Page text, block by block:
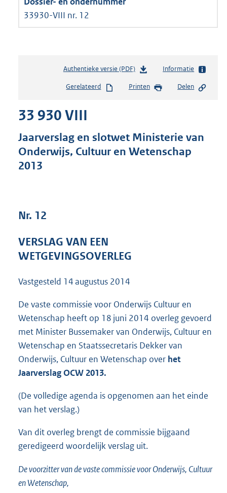
33930-VIII nr. 12
Authentieke versie (PDF)b
s
d
g
Informatie
Gerelateerd Printen Delen
33 930 VIII
Jaarverslag en slotwet Ministerie van
Onderwijs, Cultuur en Wetenschap
2013
Nr. 12
VERSLAG VAN EEN
WETGEVINGSOVERLEG
Vastgesteld 14 augustus 2014
De vaste commissie voor Onderwijs Cultuur en
Wetenschap heeft op 18 juni 2014 overleg gevoerd
met Minister Bussemaker van Onderwijs, Cultuur en
Wetenschap en Staatssecretaris Dekker van
Onderwijs, Cultuur en Wetenschap over het
Jaarverslag OCW 2013.
(De volledige agenda is opgenomen aan het einde
van het verslag.)
Van dit overleg brengt de commissie bijgaand
geredigeerd woordelijk verslag uit.
De voorzitter van de vaste commissie voor Onderwijs, Cultuur
en Wetenschap,